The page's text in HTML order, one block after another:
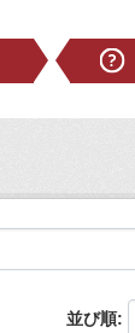
並び順